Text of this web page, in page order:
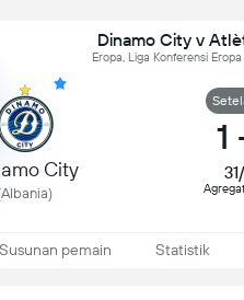
Dinamo City v
Eropa, Liga Konferensi
City
1
Susunan pemain Statistik